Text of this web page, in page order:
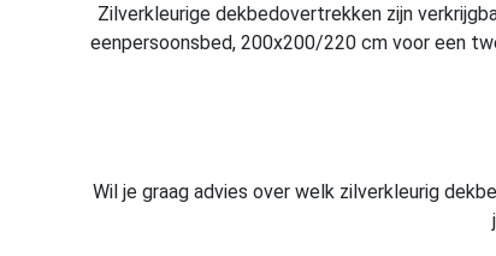
Zilverkleurige dekbedovertrekken zijn
eenpersoonsbed, 200x200/220 cm voor een
Wil je graag advies over welk zilverkleurig